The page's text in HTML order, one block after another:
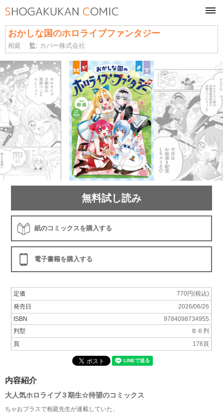
おかしな国のホロライブファンタジー
相庭 監: カバー株式会社
無料試し読み
紙のコミックスを購入する
電子書籍を購入する
定価
770円(税込)
発売日
2026/06/26
ISBN
9784098734955
判型
Ｂ６判
頁
176頁
内容紹介
大人気ホロライブ３期生☆待望のコミックス
ちゃおプラスで相庭先生が連載していた、